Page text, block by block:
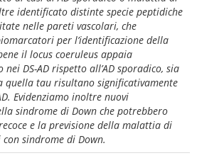
identificato distinte specie peptidiche
nelle pareti vascolari, che
per l’identificazione della
il locus coeruleus appaia
DS-AD rispetto all’AD sporadico, sia
quella tau risultano significativamente
Evidenziamo inoltre nuovi
sindrome di Down che potrebbero
e la previsione della malattia di
sindrome di Down.